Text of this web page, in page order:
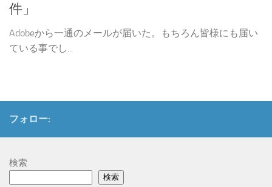
件」
Adobeから一通のメールが届いた。もちろん皆様にも届い
ている事でし...
フォロー:
検索
検索